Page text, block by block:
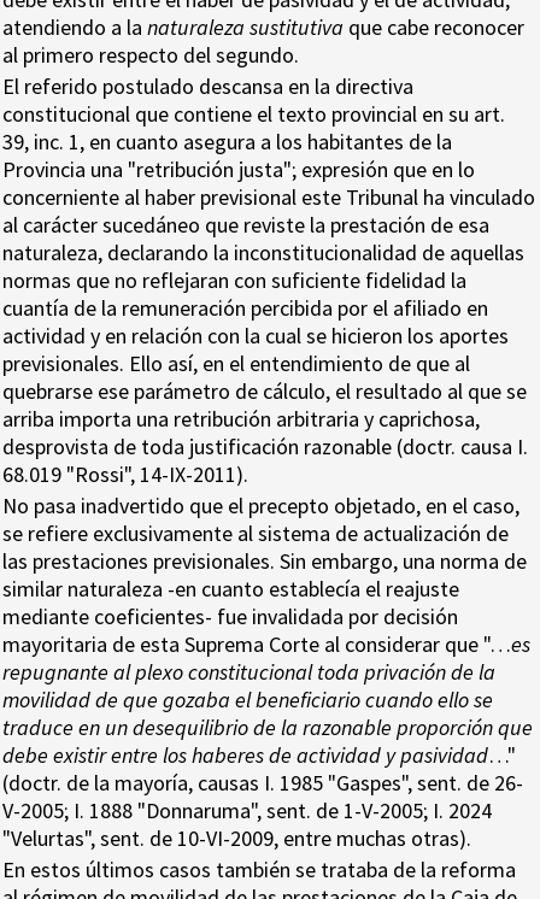
atendiendo a la naturaleza sustitutiva que cabe reconocer
al primero respecto del segundo.
El referido postulado descansa en la directiva
constitucional que contiene el texto provincial en su art.
39, inc. 1, en cuanto asegura a los habitantes de la
Provincia una "retribución justa"; expresión que en lo
concerniente al haber previsional este Tribunal ha vinculado
al carácter sucedáneo que reviste la prestación de esa
naturaleza, declarando la inconstitucionalidad de aquellas
normas que no reflejaran con suficiente fidelidad la
cuantía de la remuneración percibida por el afiliado en
actividad y en relación con la cual se hicieron los aportes
previsionales. Ello así, en el entendimiento de que al
quebrarse ese parámetro de cálculo, el resultado al que se
arriba importa una retribución arbitraria y caprichosa,
desprovista de toda justificación razonable (doctr. causa I.
68.019 "Rossi", 14-IX-2011).
No pasa inadvertido que el precepto objetado, en el caso,
se refiere exclusivamente al sistema de actualización de
las prestaciones previsionales. Sin embargo, una norma de
similar naturaleza -en cuanto establecía el reajuste
mediante coeficientes- fue invalidada por decisión
mayoritaria de esta Suprema Corte al considerar que "…es
repugnante al plexo constitucional toda privación de la
movilidad de que gozaba el beneficiario cuando ello se
traduce en un desequilibrio de la razonable proporción que
debe existir entre los haberes de actividad y pasividad…"
(doctr. de la mayoría, causas I. 1985 "Gaspes", sent. de 26-
V-2005; I. 1888 "Donnaruma", sent. de 1-V-2005; I. 2024
"Velurtas", sent. de 10-VI-2009, entre muchas otras).
En estos últimos casos también se trataba de la reforma